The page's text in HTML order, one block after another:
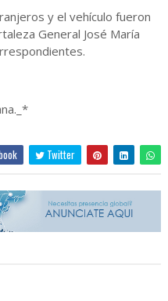
y el vehículo fueron
General José María
Twitter